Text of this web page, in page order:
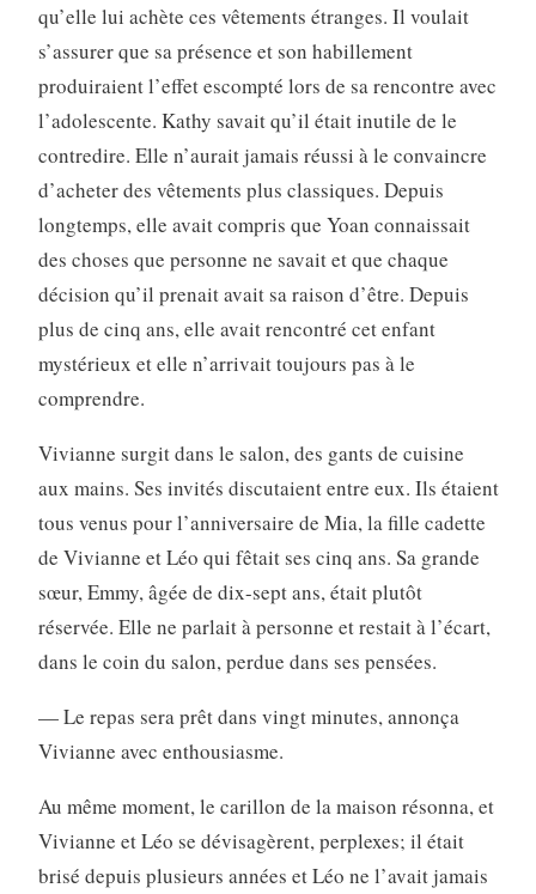
qu’elle lui achète ces vêtements étranges. Il voulait
s’assurer que sa présence et son habillement
produiraient l’effet escompté lors de sa rencontre avec
l’adolescente. Kathy savait qu’il était inutile de le
contredire. Elle n’aurait jamais réussi à le convaincre
d’acheter des vêtements plus classiques. Depuis
longtemps, elle avait compris que Yoan connaissait
des choses que personne ne savait et que chaque
décision qu’il prenait avait sa raison d’être. Depuis
plus de cinq ans, elle avait rencontré cet enfant
mystérieux et elle n’arrivait toujours pas à le
comprendre.
Vivianne surgit dans le salon, des gants de cuisine
aux mains. Ses invités discutaient entre eux. Ils étaient
tous venus pour l’anniversaire de Mia, la fille cadette
de Vivianne et Léo qui fêtait ses cinq ans. Sa grande
sœur, Emmy, âgée de dix-sept ans, était plutôt
réservée. Elle ne parlait à personne et restait à l’écart,
dans le coin du salon, perdue dans ses pensées.
— Le repas sera prêt dans vingt minutes, annonça
Vivianne avec enthousiasme.
Au même moment, le carillon de la maison résonna, et
Vivianne et Léo se dévisagèrent, perplexes; il était
brisé depuis plusieurs années et Léo ne l’avait jamais